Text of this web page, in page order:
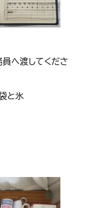
員へ渡してくださ
と氷